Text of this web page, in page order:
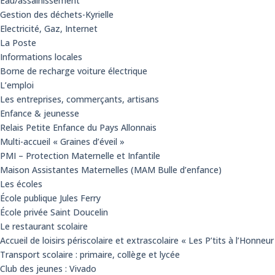
Gestion des déchets-Kyrielle
Electricité, Gaz, Internet
La Poste
Informations locales
Borne de recharge voiture électrique
L’emploi
Les entreprises, commerçants, artisans
Enfance & jeunesse
Relais Petite Enfance du Pays Allonnais
Multi-accueil « Graines d’éveil »
PMI – Protection Maternelle et Infantile
Maison Assistantes Maternelles (MAM Bulle d’enfance)
Les écoles
École publique Jules Ferry
École privée Saint Doucelin
Le restaurant scolaire
Accueil de loisirs périscolaire et extrascolaire « Les P’tits à
Transport scolaire : primaire, collège et lycée
Club des jeunes : Vivado